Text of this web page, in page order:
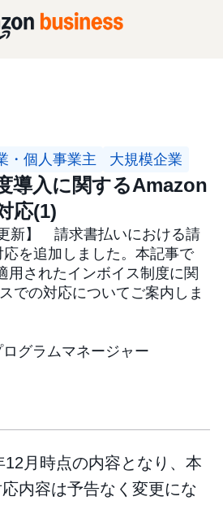
・個人事業主 大規模企業
導入に関するAmazon
応(1)
新】 請求書払いにおける請
を追加しました。本記事で
用されたインボイス制度に関
での対応についてご案内しま
グラムマネージャー
月時点の内容となり、本
内容は予告なく変更にな